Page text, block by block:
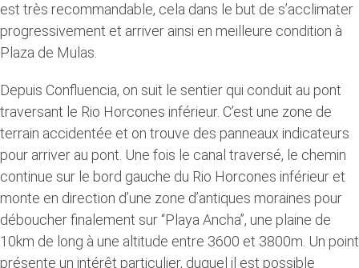
est très recommandable, cela dans le but de s’acclimater
progressivement et arriver ainsi en meilleure condition à
Plaza de Mulas.
Depuis Confluencia, on suit le sentier qui conduit au pont
traversant le Rio Horcones inférieur. C’est une zone de
terrain accidentée et on trouve des panneaux indicateurs
pour arriver au pont. Une fois le canal traversé, le chemin
continue sur le bord gauche du Rio Horcones inférieur et
monte en direction d’une zone d’antiques moraines pour
déboucher finalement sur “Playa Ancha”, une plaine de
10km de long à une altitude entre 3600 et 3800m. Un point
présente un intérêt particulier, duquel il est possible